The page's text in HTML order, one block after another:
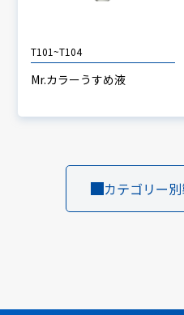
T101~T104
Mr.カラーうすめ液
カテゴリー